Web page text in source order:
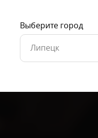
Выберите город
Липецк